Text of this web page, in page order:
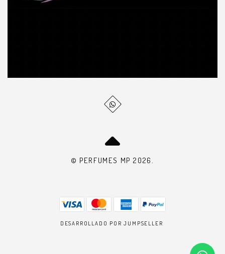
© PERFUMES MP 2026.
DESARROLLADO POR JUMPSELLER